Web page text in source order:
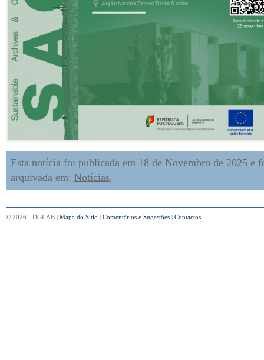
Esta notícia foi publicada em 18 de Novembro de 2025 e
arquivada em: Notícias.
© 2026 - DGLAB | Mapa do Sítio | Comentários e Sugestões | Contactos